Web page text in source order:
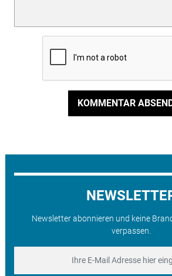
KOMMENTAR
Newsletter abonnieren und keine
verpassen.